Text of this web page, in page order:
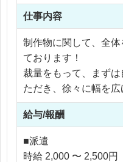
仕事内容
制作物に関して、全
ております！
裁量をもって、まず
ただき、徐々に幅を
※得意や適性、案件に
ので、候補者様の経
ていただきます。
給与/報酬
■派遣
時給 2,000 〜 2,500円